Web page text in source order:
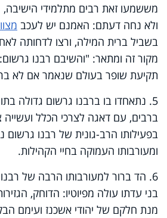
מששמעו זאת רבים מתלמידי
ולא נחה דעתם: האמנם יש לעכב
בשביל ברית המילה, ורצו לדחותה
מקור זה ומתאר: "והשיבם רבנו
תקיעת שופר בעולם שנאמר אם לא
5. נתאחדו בו ברבנו גרשום גדולה
ברבים, עם דאגה לצרכי הכלל ועשייה
בפעילותו הרב-גונית של רבנו גרשום
ומעורבותו העמוקה בחיי הקהילות.
6. הד ברור למעורבותו הרבה של
בני עדתו עולה מפיוטיו: הדוחק,
מנת חלקם של יהודי אשכנז ועימם